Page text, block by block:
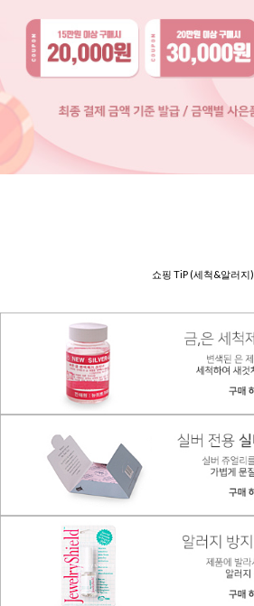
쇼핑 TiP (세척&알러지)